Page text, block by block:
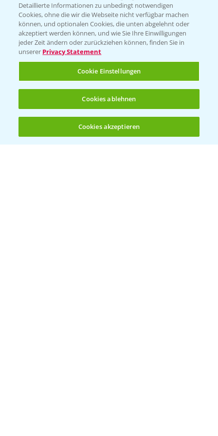
(noch 4)
PAMIRA - Packmittelrücknahme
Sammelstellen und Termine
PRE - Chemikalien sicher entsorgen
Sammelstellen und Termine
Kontakt & Notfall
Detaillierte Informationen zu unbedingt notwendigen
Cookies, ohne die wir die Webseite nicht verfügbar machen
können, und optionalen Cookies, die unten abgelehnt oder
akzeptiert werden können, und wie Sie Ihre Einwilligungen
jeder Zeit ändern oder zurückziehen können, finden Sie in
unserer Privacy Statement
Cookie Einstellungen
Cookies ablehnen
Cookies akzeptieren